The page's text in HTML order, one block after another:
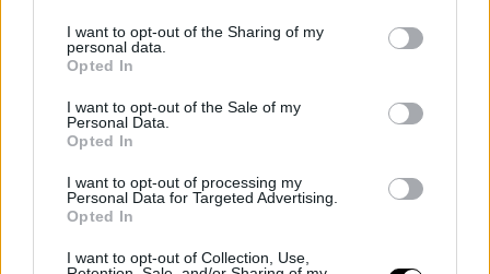
not limited to your visit or usage behaviour. You may click to
grant or deny consent to Google and its third-party tags to
use your data for below specified purposes in below Google
consent section.
I want to opt-out of the Sharing of my
personal data.
Opted In
I want to opt-out of the Sale of my
Personal Data.
Opted In
I want to opt-out of processing my
Personal Data for Targeted Advertising.
Opted In
I want to opt-out of Collection, Use,
Stranger Things
Νοσταλγία των 80s στο maximum, αλλά σε... υπερυψηλή
ευκρίνεια; Ναι!